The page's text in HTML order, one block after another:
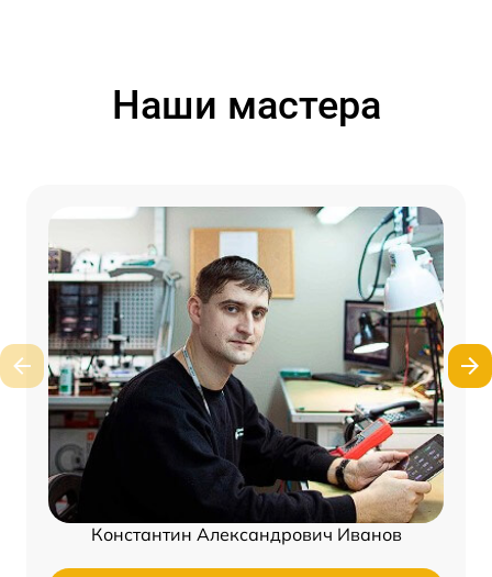
Наши мастера
Константин Александрович Иванов